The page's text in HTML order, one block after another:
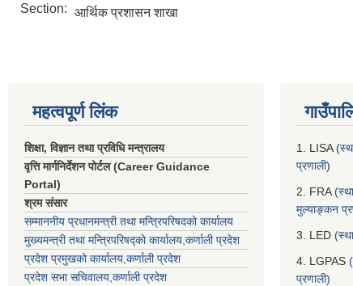
Section: आर्थिक प्रशासन शाखा
महत्वपूर्ण लिंक
शिक्षा, विज्ञान तथा प्रविधि मन्त्रालय
वृत्ति मार्गनिर्देशन पोर्टल (Career Guidance
Portal)
श्रम संसार
सम्माननीय प्रधानमन्त्री तथा मन्त्रिपरिषद‌को कार्यालय
मुख्यमन्त्री तथा मन्त्रिपरिषद्को कार्यालय,कर्णाली प्रदेश
प्रदेश प्रमुखको कार्यालय,कर्णाली प्रदेश
प्रदेश सभा सचिवालय,कर्णाली प्रदेश
1. LISA (
प्रणाली)
2. FRA
मुल्याङ्कन
3. LED
4. LGPAS
प्रणाली)